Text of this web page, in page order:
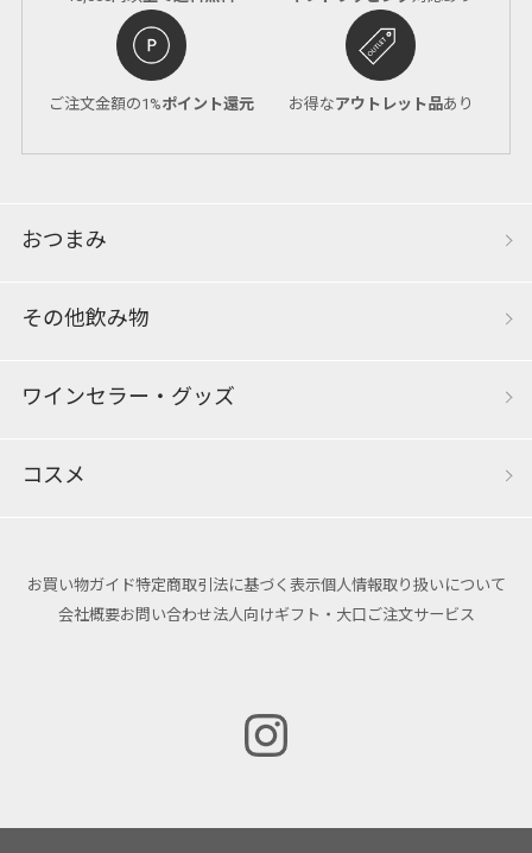
ご注文金額の1%ポイント還元 お得なアウトレット品あり
おつまみ
その他飲み物
ワインセラー・グッズ
コスメ
お買い物ガイド特定商取引法に基づく表示個人情報取り扱いについて
会社概要お問い合わせ法人向けギフト・大口ご注文サービス